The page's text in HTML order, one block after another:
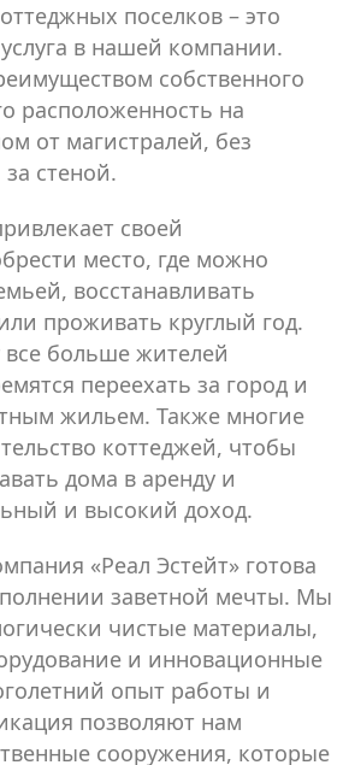
поселков – это
в нашей компании.
собственного
расположенность на
от магистралей, без
стеной.
своей
место, где можно
восстанавливать
проживать круглый год.
больше жителей
переехать за город и
жильем. Также многие
коттеджей, чтобы
дома в аренду и
и высокий доход.
«Реал Эстейт» готова
заветной мечты. Мы
чистые материалы,
и инновационные
опыт работы и
позволяют нам
сооружения, которые